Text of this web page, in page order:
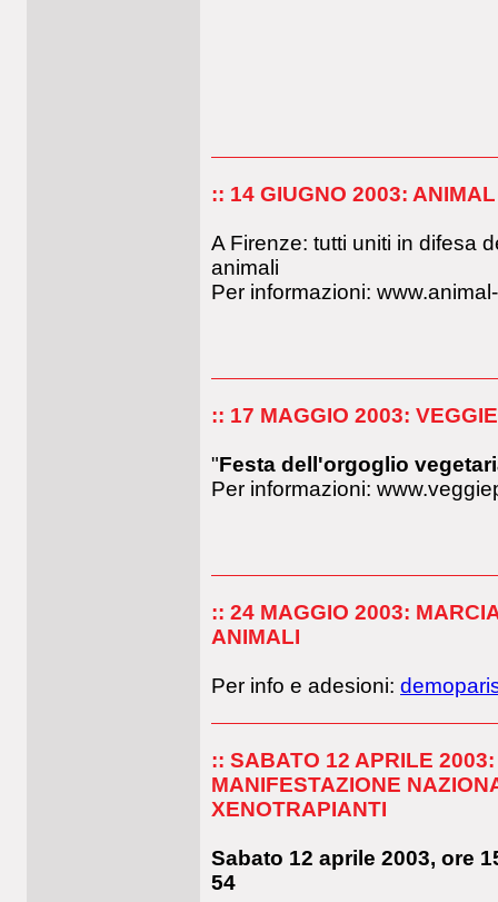
:: 14 GIUGNO 2003:
A Firenze: tutti uniti in difesa
animali
Per informazioni:
:: 17 MAGGIO 2003:
"Festa dell'orgoglio
Per informazioni:
:: 24 MAGGIO 2003:
ANIMALI
Per info e adesioni:
:: SABATO 12 APRILE 2003:
MANIFESTAZIONE
XENOTRAPIANTI
Sabato 12 aprile 2003, ore
54